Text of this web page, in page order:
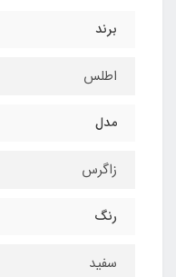
برند
اطلس
مدل
زاگرس
رنگ
سفید